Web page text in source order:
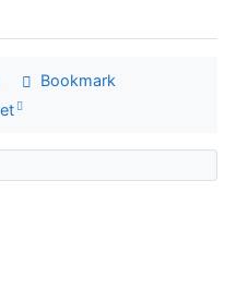
Bookmark